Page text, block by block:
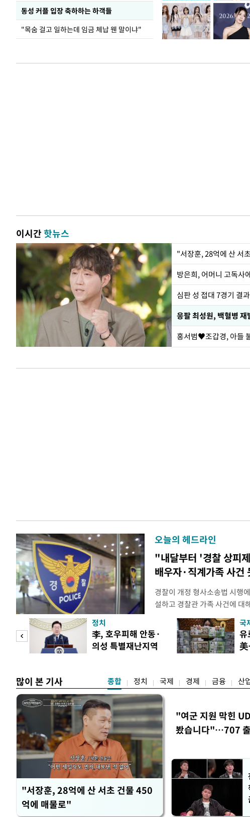
동성 커플 입장 축하하는 하객들
"목숨 걸고 일하는데 임금 체납 웬 말이냐"
이시간핫뉴스
"서장훈, 28억에 산 서
방은희, 어머니 고독사
심판 성 접대 7경기 결
응팔 최성원, 백혈병
홍서범♥조갑경, 아들
오늘의 헤드라인
"내달부터 '경찰 상피
배우자·직계가족 사건
경찰이 개정 형사소송법 시행
설하고 경찰관 가족 사건에 대
피제'를 도입한다. 경찰청은 7
후속 조치 태스크포스(TF)'
우선 올해 하반기 인사에 맞춰
하던 수사감찰 기능을 인권감
정치
李, 호우피해 안동·
의성 특별재난지역
국
유
많이 본 기사 종합 정치 국제 경제 금융 산
"서장훈, 28억에 산 서초 건물 450
억에 매물로"
"여군 지원 막힌
봤습니다"…707